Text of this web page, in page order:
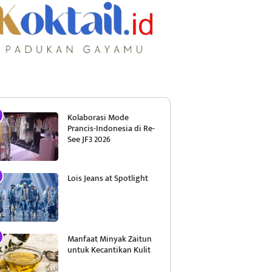
Kolaborasi Mode
Prancis-Indonesia di Re-
See JF3 2026
Lois Jeans at Spotlight
Manfaat Minyak Zaitun
untuk Kecantikan Kulit